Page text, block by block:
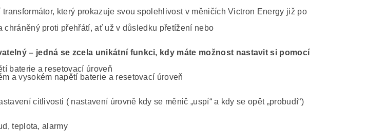
který prokazuje svou spolehlivost v měničích Victron Energy již po
chráněný proti přehřátí, ať už v důsledku přetížení nebo
– jedná se zcela unikátní funkci, kdy máte možnost nastavit si pomocí
baterie a resetovací úroveň
a vysokém napětí baterie a resetovací úroveň
citlivosti ( nastavení úrovně kdy se měnič „uspí“ a kdy se opět „probudí“)
teplota, alarmy